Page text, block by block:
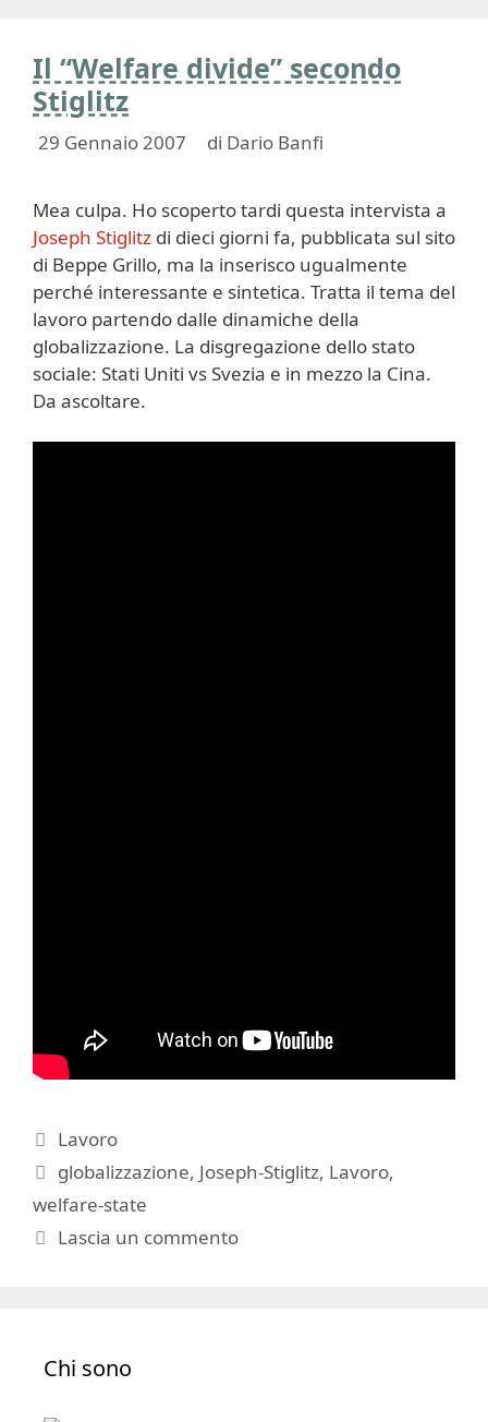
Il “Welfare divide” secondo
Stiglitz
29 Gennaio 2007 di Dario Banfi
Mea culpa. Ho scoperto tardi questa intervista a
Joseph Stiglitz di dieci giorni fa, pubblicata sul sito
di Beppe Grillo, ma la inserisco ugualmente
perché interessante e sintetica. Tratta il tema del
lavoro partendo dalle dinamiche della
globalizzazione. La disgregazione dello stato
sociale: Stati Uniti vs Svezia e in mezzo la Cina.
Da ascoltare.
Categorie
Lavoro
Tag
globalizzazione, Joseph-Stiglitz, Lavoro,
welfare-state
Lascia un commento
Chi sono